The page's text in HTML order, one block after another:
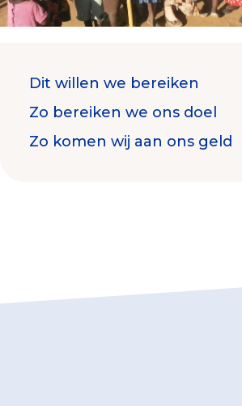
Dit willen we bereiken
Zo bereiken we ons doel
Zo komen wij aan ons geld